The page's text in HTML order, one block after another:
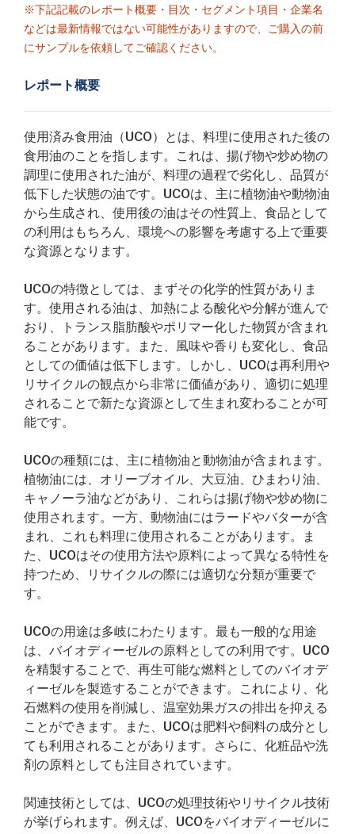
※下記記載のレポート概要・目次・セグメント項目・企業名
などは最新情報ではない可能性がありますので、ご購入の前
にサンプルを依頼してご確認ください。
レポート概要
使用済み食用油（UCO）とは、料理に使用された後の
食用油のことを指します。これは、揚げ物や炒め物の
調理に使用された油が、料理の過程で劣化し、品質が
低下した状態の油です。UCOは、主に植物油や動物油
から生成され、使用後の油はその性質上、食品として
の利用はもちろん、環境への影響を考慮する上で重要
な資源となります。
UCOの特徴としては、まずその化学的性質がありま
す。使用される油は、加熱による酸化や分解が進んで
おり、トランス脂肪酸やポリマー化した物質が含まれ
ることがあります。また、風味や香りも変化し、食品
としての価値は低下します。しかし、UCOは再利用や
リサイクルの観点から非常に価値があり、適切に処理
されることで新たな資源として生まれ変わることが可
能です。
UCOの種類には、主に植物油と動物油が含まれます。
植物油には、オリーブオイル、大豆油、ひまわり油、
キャノーラ油などがあり、これらは揚げ物や炒め物に
使用されます。一方、動物油にはラードやバターが含
まれ、これも料理に使用されることがあります。ま
た、UCOはその使用方法や原料によって異なる特性を
持つため、リサイクルの際には適切な分類が重要で
す。
UCOの用途は多岐にわたります。最も一般的な用途
は、バイオディーゼルの原料としての利用です。UCO
を精製することで、再生可能な燃料としてのバイオデ
ィーゼルを製造することができます。これにより、化
石燃料の使用を削減し、温室効果ガスの排出を抑える
ことができます。また、UCOは肥料や飼料の成分とし
ても利用されることがあります。さらに、化粧品や洗
剤の原料としても注目されています。
関連技術としては、UCOの処理技術やリサイクル技術
が挙げられます。例えば、UCOをバイオディーゼルに